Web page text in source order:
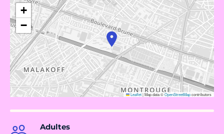
+
−
Leaflet|Map data ©OpenStreetMapcontributors
Adultes